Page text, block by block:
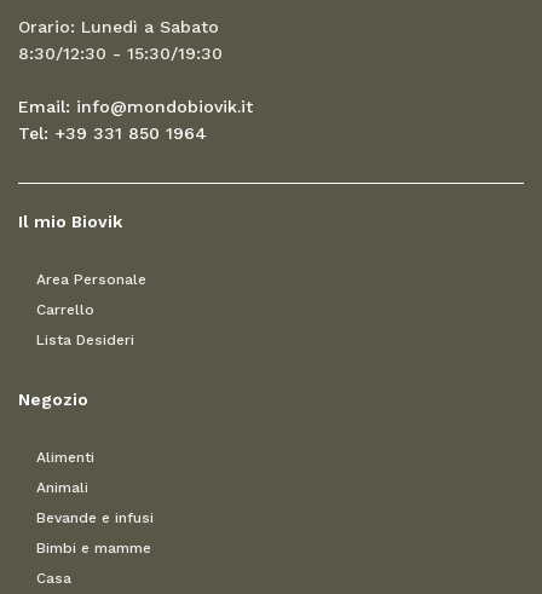
Orario: Lunedì a Sabato
8:30/12:30 - 15:30/19:30
Email: info@mondobiovik.it
Tel: +39 331 850 1964
Il mio Biovik
Area Personale
Carrello
Lista Desideri
Negozio
Alimenti
Animali
Bevande e infusi
Bimbi e mamme
Casa